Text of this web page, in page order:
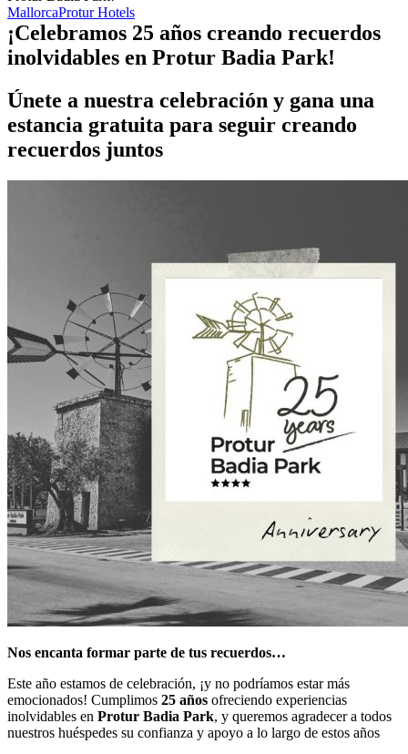
MallorcaProtur Hotels
¡Celebramos 25 años creando recuerdos
inolvidables en Protur Badia Park!
Únete a nuestra celebración y gana una
estancia gratuita para seguir creando
recuerdos juntos
Nos encanta formar parte de tus recuerdos…
Este año estamos de celebración, ¡y no podríamos estar más
emocionados! Cumplimos 25 años ofreciendo experiencias
inolvidables en Protur Badia Park, y queremos agradecer a todos
nuestros huéspedes su confianza y apoyo a lo largo de estos años